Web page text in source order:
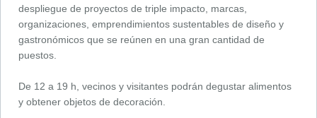
despliegue de proyectos de triple impacto, marcas,
organizaciones, emprendimientos sustentables de diseño y
gastronómicos que se reúnen en una gran cantidad de
puestos.
De 12 a 19 h, vecinos y visitantes podrán degustar alimentos
y obtener objetos de decoración.